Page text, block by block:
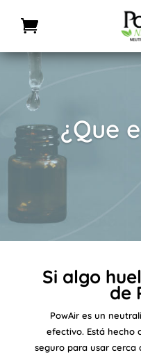
¿Que
Si algo
de
PowAir es un
efectivo. Está hecho
seguro para usar cerca